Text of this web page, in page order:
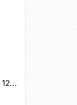
Agenda nedatata A5 128 foi cu elastic Mood (cop.tare) linii O20812-44